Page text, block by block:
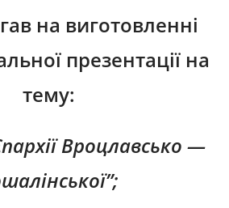
на виготовленні
презентації на
тему:
Вроцлавсько —
”;